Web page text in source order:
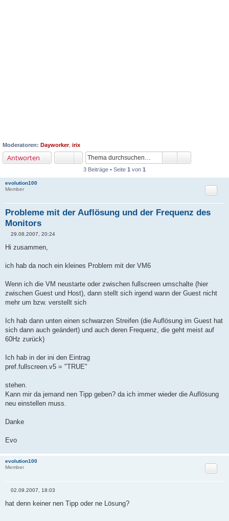
Moderatoren: Dayworker, irix
Antworten
3 Beiträge • Seite 1 von 1
evolution100
Member
Probleme mit der Auflösung und der Frequenz des
Monitors
Zitat
r
a
29.08.2007, 20:24
Hi zusammen,
ich hab da noch ein kleines Problem mit der VM6
Wenn ich die VM neustarte oder zwischen fullscreen umschalte (hier
zwischen Guest und Host), dann stellt sich irgend wann der Guest nicht
mehr um bzw. verstellt sich
Ich hab dann unten einen schwarzen Streifen (die Auflösung im Guest hat
sich dann auch geändert) und auch deren Frequenz, die geht meist auf
60Hz zurück)
Ich hab in der ini den Eintrag
pref.fullscreen.v5 = "TRUE"
stehen.
Kann mir da jemand nen Tipp geben? da ich immer wieder die Auflösung
neu einstellen muss.
Danke
Evo
evolution100
Member
Zitat
e
i
02.09.2007, 18:03
hat denn keiner nen Tipp oder ne Lösung?